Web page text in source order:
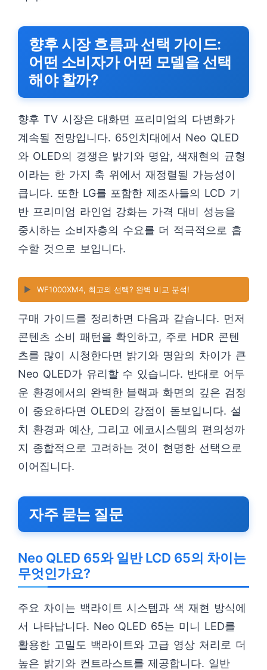
향후 시장 흐름과 선택 가이드:
어떤 소비자가 어떤 모델을 선택
해야 할까?
향후 TV 시장은 대화면 프리미엄의 다변화가
계속될 전망입니다. 65인치대에서 Neo QLED
와 OLED의 경쟁은 밝기와 명암, 색재현의 균형
이라는 한 가지 축 위에서 재정렬될 가능성이
큽니다. 또한 LG를 포함한 제조사들의 LCD 기
반 프리미엄 라인업 강화는 가격 대비 성능을
중시하는 소비자층의 수요를 더 적극적으로 흡
수할 것으로 보입니다.
▶️ WF1000XM4, 최고의 선택? 완벽 비교 분석!
구매 가이드를 정리하면 다음과 같습니다. 먼저
콘텐츠 소비 패턴을 확인하고, 주로 HDR 콘텐
츠를 많이 시청한다면 밝기와 명암의 차이가 큰
Neo QLED가 유리할 수 있습니다. 반대로 어두
운 환경에서의 완벽한 블랙과 화면의 깊은 검정
이 중요하다면 OLED의 강점이 돋보입니다. 설
치 환경과 예산, 그리고 에코시스템의 편의성까
지 종합적으로 고려하는 것이 현명한 선택으로
이어집니다.
자주 묻는 질문
Neo QLED 65와 일반 LCD 65의 차이는
무엇인가요?
주요 차이는 백라이트 시스템과 색 재현 방식에
서 나타납니다. Neo QLED 65는 미니 LED를
활용한 고밀도 백라이트와 고급 영상 처리로 더
높은 밝기와 컨트라스트를 제공합니다. 일반